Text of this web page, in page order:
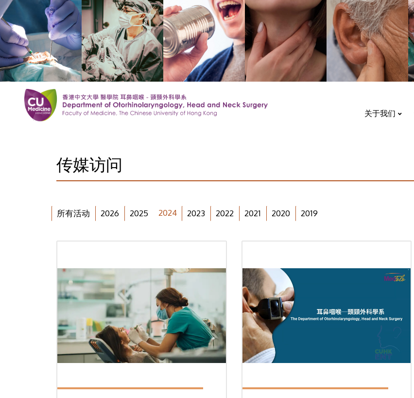
关于我们
传媒访问
所有活动 2026 2025 2024 2023 2022 2021 2020 2019